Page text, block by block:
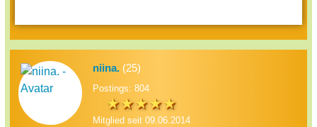
niina. (25)
Postings: 804
Mitglied seit 09.06.2014